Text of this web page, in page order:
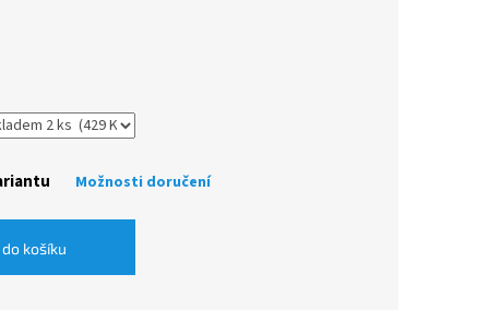
Možnosti doručení
košíku